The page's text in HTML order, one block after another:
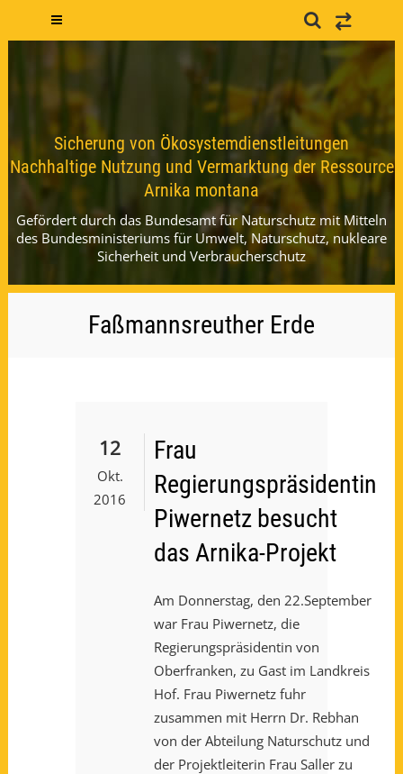
Sicherung von Ökosystemdienstleitungen
Nachhaltige Nutzung und Vermarktung der Ressource
Arnika montana
Gefördert durch das Bundesamt für Naturschutz mit Mitteln
des Bundesministeriums für Umwelt, Naturschutz, nukleare
Sicherheit und Verbraucherschutz
Faßmannsreuther Erde
12
Okt.
2016
Frau
Regierungspräsidentin
Piwernetz besucht
das Arnika-Projekt
Am Donnerstag, den 22.September
war Frau Piwernetz, die
Regierungspräsidentin von
Oberfranken, zu Gast im Landkreis
Hof. Frau Piwernetz fuhr
zusammen mit Herrn Dr. Rebhan
von der Abteilung Naturschutz und
der Projektleiterin Frau Saller zu